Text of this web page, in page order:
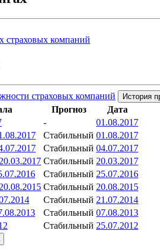
страховых компаний
страховых компаний История
Прогноз
Дата
-
01.08.2017
Стабильный 01.08.2017
Стабильный 04.07.2017
20.03.2017 Стабильный 20.03.2017
Стабильный 25.07.2016
20.08.2015 Стабильный 20.08.2015
Стабильный 21.07.2014
Стабильный 07.08.2013
Стабильный 25.07.2012